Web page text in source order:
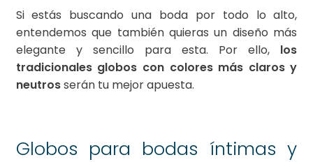
Si estás buscando una boda por todo lo alto,
entendemos que también quieras un diseño más
elegante y sencillo para esta. Por ello, los
tradicionales globos con colores más claros y
neutrosserán tu mejor apuesta.
Globos para bodas íntimas y